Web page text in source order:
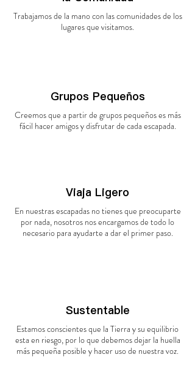
Trabajamos de la mano con las comunidades de los
lugares que visitamos.
Grupos Pequeños
Creemos que a partir de grupos pequeños es más
fácil hacer amigos y disfrutar de cada escapada.
Viaja Ligero
En nuestras escapadas no tienes que preocuparte
por nada, nosotros nos encargamos de todo lo
necesario para ayudarte a dar el primer paso.
Sustentable
Estamos conscientes que la Tierra y su equilibrio
esta en riesgo, por lo que debemos dejar la huella
más pequeña posible y hacer uso de nuestra voz.